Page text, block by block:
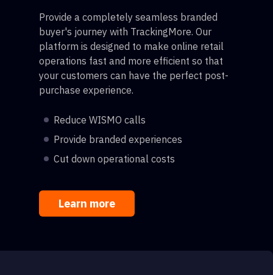
Provide a completely seamless branded
buyer's journey with TrackingMore. Our
platform is designed to make online retail
operations fast and more efficient so that
your customers can have the perfect post-
purchase experience.
Reduce WISMO calls
Provide branded experiences
Cut down operational costs
Learn more